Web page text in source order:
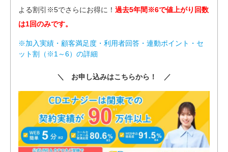
よる割引※5でさらにお得に！ 過去5年間※6で値上がり回数
は1回のみです。
※加入実績・顧客満足度・利用者回答・連動ポイント・セ
ット割（※1～6）の詳細
＼ お申し込みはこちらから！ ／